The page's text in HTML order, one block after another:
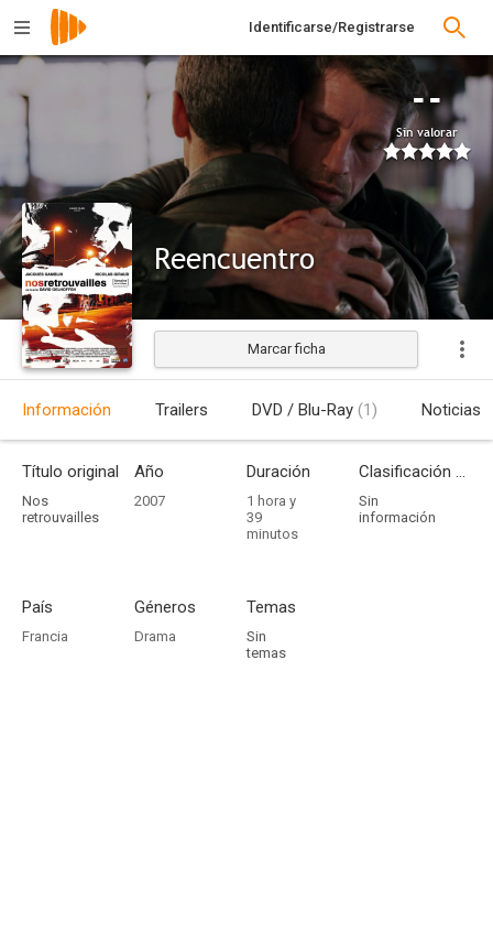
Identificarse/Registrarse
--
Sin valorar
Reencuentro
Estrenada
Marcar ficha
Información Trailers DVD / Blu-Ray (1) Noticias
Título original
Nos
retrouvailles
Año
2007
Duración
1 hora y
39
minutos
Clasificación por edades
Sin
información
País
Francia
Géneros
Drama
Temas
Sin
temas